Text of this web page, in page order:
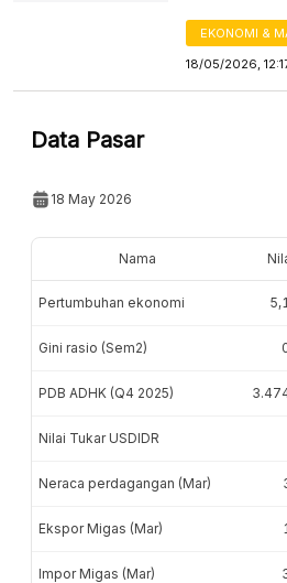
EKONOMI &
18/05/2026,
Data Pasar
18 May 2026
Nama
Pertumbuhan ekonomi
Gini rasio (Sem2)
PDB ADHK (Q4 2025)
Nilai Tukar USDIDR
Neraca perdagangan (Mar)
Ekspor Migas (Mar)
Impor Migas (Mar)